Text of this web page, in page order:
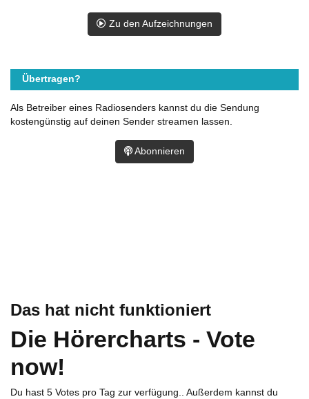
Das hat nicht funktioniert
Die Hörercharts - Vote
now!
Du hast 5 Votes pro Tag zur verfügung.. Außerdem kannst du
Zu den Aufzeichnungen
Übertragen?
Als Betreiber eines Radiosenders kannst du die Sendung
kostengünstig auf deinen Sender streamen lassen.
Abonnieren